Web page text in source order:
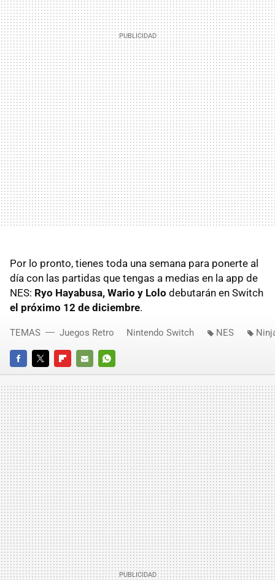
Por lo pronto, tienes toda una semana para ponerte al
día con las partidas que tengas a medias en la app de
NES: Ryo Hayabusa, Wario y Lolo debutarán en Switch
el próximo 12 de diciembre.
FACEBOOKTWITTERFLIPBOARD
E-
MAIL
WHATSAPP
TEMAS Juegos Retro Nintendo Switch NES